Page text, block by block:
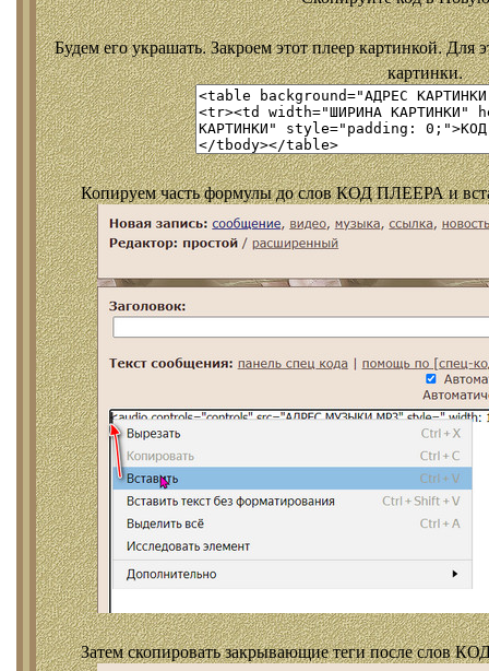
Будем его украшать. Закроем этот плеер картинкой. Для
картинки.
Копируем часть формулы до слов КОД ПЛЕЕРА и
Затем скопировать закрывающие теги после слов